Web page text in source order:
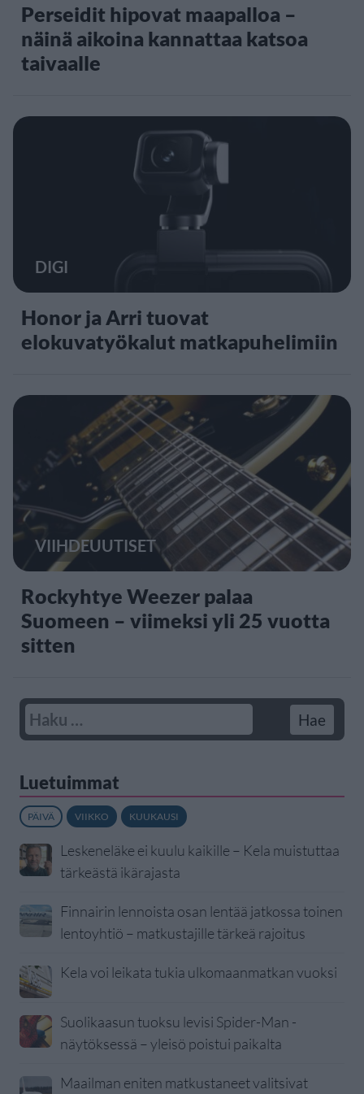
Perseidit hipovat maapalloa –
näinä aikoina kannattaa katsoa
taivaalle
DIGI
Honor ja Arri tuovat
elokuvatyökalut matkapuhelimiin
VIIHDEUUTISET
Rockyhtye Weezer palaa
Suomeen – viimeksi yli 25 vuotta
sitten
Luetuimmat
PÄIVÄ VIIKKO KUUKAUSI
Leskeneläke ei kuulu kaikille – Kela muistuttaa
tärkeästä ikärajasta
Finnairin lennoista osan lentää jatkossa toinen
lentoyhtiö – matkustajille tärkeä rajoitus
Kela voi leikata tukia ulkomaanmatkan vuoksi
Suolikaasun tuoksu levisi Spider-Man -
näytöksessä – yleisö poistui paikalta
Maailman eniten matkustaneet valitsivat